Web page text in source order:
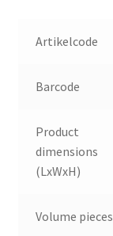
Artikelcode
Barcode
Product
dimensions
(LxWxH)
Volume pieces